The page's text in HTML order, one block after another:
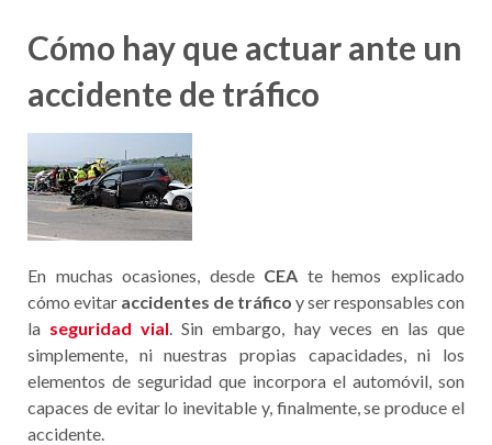
Cómo hay que actuar ante un
accidente de tráfico
En muchas ocasiones, desde CEA te hemos explicado
cómo evitar accidentes de tráfico y ser responsables con
la seguridad vial . Sin embargo, hay veces en las que
simplemente, ni nuestras propias capacidades, ni los
elementos de seguridad que incorpora el automóvil, son
capaces de evitar lo inevitable y, finalmente, se produce el
accidente.